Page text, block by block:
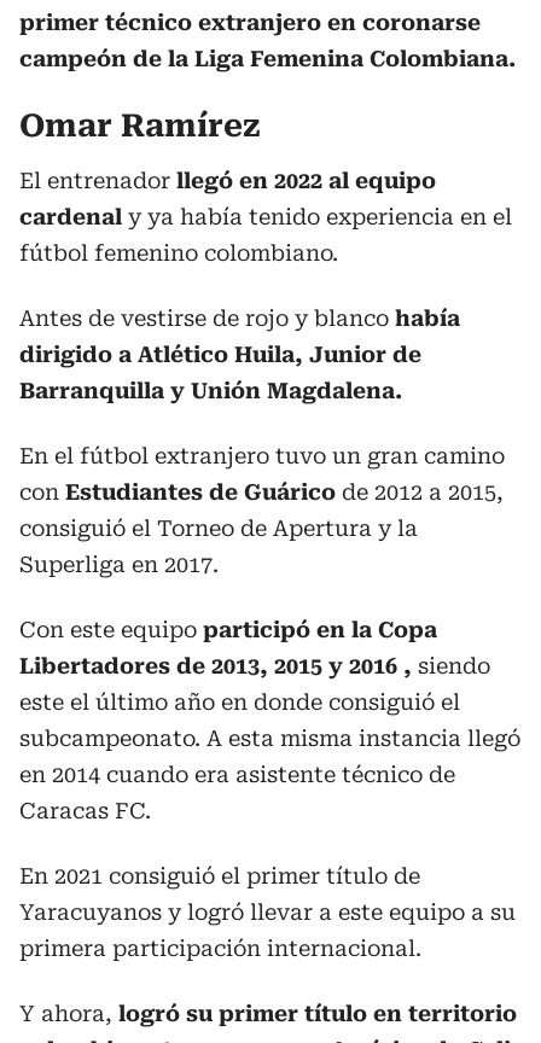
primer técnico extranjero en coronarse
campeón de la Liga Femenina Colombiana.
Omar Ramírez
El entrenador llegó en 2022 al equipo
cardenal y ya había tenido experiencia en el
fútbol femenino colombiano.
Antes de vestirse de rojo y blanco había
dirigido a Atlético Huila, Junior de
Barranquilla y Unión Magdalena.
En el fútbol extranjero tuvo un gran camino
con Estudiantes de Guárico de 2012 a 2015,
consiguió el Torneo de Apertura y la
Superliga en 2017.
Con este equipo participó en la Copa
Libertadores de 2013, 2015 y 2016 , siendo
este el último año en donde consiguió el
subcampeonato. A esta misma instancia llegó
en 2014 cuando era asistente técnico de
Caracas FC.
En 2021 consiguió el primer título de
Yaracuyanos y logró llevar a este equipo a su
primera participación internacional.
Y ahora, logró su primer título en territorio